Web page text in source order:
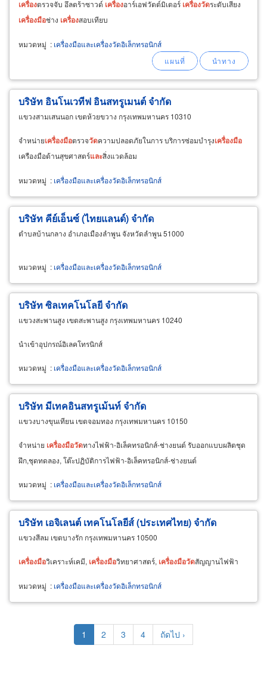
เครื่องตรวจจับ อึลตร้าซาวด์ เครื่องอาร์เอฟวัตต์มิเตอร์ เครื่องวัดระดับเสียง
เครื่องมือช่าง เครื่องสอบเทียบ
หมวดหมู่ : เครื่องมือและเครื่องวัดอิเล็กทรอนิกส์
บริษัท อินโนเวทีฟ อินสทรูเมนต์ จำกัด
แขวงสามเสนนอก เขตห้วยขวาง กรุงเทพมหานคร 10310
จำหน่ายเครื่องมือตรวจวัดความปลอดภัยในการ บริการซ่อมบำรุงเครื่องมือ
เครืองมือด้านสุขศาสตร์และสิ่งแวดล้อม
หมวดหมู่ : เครื่องมือและเครื่องวัดอิเล็กทรอนิกส์
บริษัท คีย์เอ็นซ์ (ไทยแลนด์) จำกัด
ตำบลบ้านกลาง อำเภอเมืองลำพูน จังหวัดลำพูน 51000
หมวดหมู่ : เครื่องมือและเครื่องวัดอิเล็กทรอนิกส์
บริษัท ซิลเทคโนโลยี จำกัด
แขวงสะพานสูง เขตสะพานสูง กรุงเทพมหานคร 10240
นำเข้าอุปกรณ์อิเลคโทรนิกส์
หมวดหมู่ : เครื่องมือและเครื่องวัดอิเล็กทรอนิกส์
บริษัท มีเทคอินสทรูเม้นท์ จำกัด
แขวงบางขุนเทียน เขตจอมทอง กรุงเทพมหานคร 10150
จำหน่าย เครื่องมือวัดทางไฟฟ้า-อิเล็คทรอนิกส์-ช่างยนต์ รับออกแบบผลิตชุด
ฝึก,ชุดทดลอง, โต๊ะปฏิบัติการไฟฟ้า-อิเล็คทรอนิกส์-ช่างยนต์
หมวดหมู่ : เครื่องมือและเครื่องวัดอิเล็กทรอนิกส์
บริษัท เอจิเลนต์ เทคโนโลยีส์ (ประเทศไทย) จำกัด
แขวงสีลม เขตบางรัก กรุงเทพมหานคร 10500
เครื่องมือวิเคราะห์เคมี, เครื่องมือวิทยาศาสตร์, เครื่องมือวัดสัญญานไฟฟ้า
หมวดหมู่ : เครื่องมือและเครื่องวัดอิเล็กทรอนิกส์
Current
page
1 Page
2 Page
3 Page
4
Next
page
ถัดไป ›